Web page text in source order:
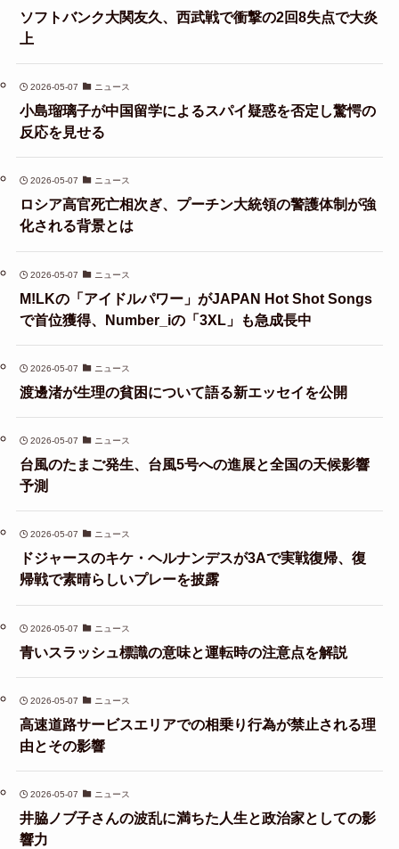
ソフトバンク大関友久、西武戦で衝撃の2回8失点で大炎
上
2026-05-07 ニュース
小島瑠璃子が中国留学によるスパイ疑惑を否定し驚愕の
反応を見せる
2026-05-07 ニュース
ロシア高官死亡相次ぎ、プーチン大統領の警護体制が強
化される背景とは
2026-05-07 ニュース
M!LKの「アイドルパワー」がJAPAN Hot Shot Songs
で首位獲得、Number_iの「3XL」も急成長中
2026-05-07 ニュース
渡邊渚が生理の貧困について語る新エッセイを公開
2026-05-07 ニュース
台風のたまご発生、台風5号への進展と全国の天候影響
予測
2026-05-07 ニュース
ドジャースのキケ・ヘルナンデスが3Aで実戦復帰、復
帰戦で素晴らしいプレーを披露
2026-05-07 ニュース
青いスラッシュ標識の意味と運転時の注意点を解説
2026-05-07 ニュース
高速道路サービスエリアでの相乗り行為が禁止される理
由とその影響
2026-05-07 ニュース
井脇ノブ子さんの波乱に満ちた人生と政治家としての影
響力